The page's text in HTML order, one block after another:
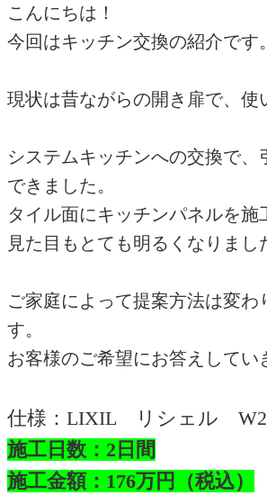
こんにちは！
今回はキッチン交換の紹介です。
現状は昔ながらの開き扉で、
システムキッチンへの交換で
できました。
タイル面にキッチンパネルを施
見た目もとても明るくなりまし
ご家庭によって提案方法は変
す。
お客様のご希望にお答えしてい
仕様：LIXIL リシェル
施工日数：2日間
施工金額：176万円（税込）